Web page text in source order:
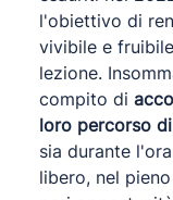
l'obiettivo di
vivibile e
lezione.
compito di
loro percorso
sia durante
libero, nel